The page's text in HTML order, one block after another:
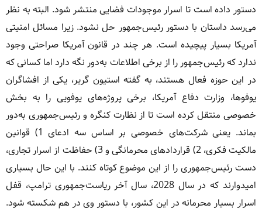
دستور داده است تا اسرار موجودات فضایی منتشر شود. البته به نظر
می‌رسد داستان با دستور رئیس‌جمهور حل نشود. زیرا مسائل امنیتی
آمریکا بسیار پیچیده است. هر چند در قانون آمریکا صراحتی وجود
ندارد که رئیس‌جمهور را از برخی اطلاعات به‌دور نگه دارد اما کسانی که
در این حوزه فعال هستند، به گفته استیون گریر، یکی از افشاگران
یوفوها، وزارت دفاع آمریکا، برخی پروژه‌های یوفویی را به بخش
خصوصی منتقل کرده است تا از نظارت کنگره و رئیس‌جمهوری به‌دور
بماند. یعنی شرکت‌های خصوصی بر اساس سه ادعای 1) قوانین
مالکیت فکری، 2) قراردادهای محرمانگی و 3) حفاظت از اسرار تجاری،
دست رئیس‌جمهوری را از این موضوع کوتاه کنند. با این حال بسیاری
امیدوارند که در سال 2028، سال آخر ریاست‌جمهوری ترامپ، قفل
اسرار بسیار محرمانه در این کشور، با دستور وی در هم شکسته شود.